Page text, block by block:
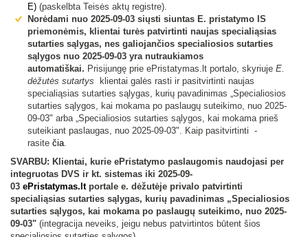
E) (paskelbta Teisės aktų registre).
Norėdami nuo 2025-09-03 siųsti siuntas E. pristatymo IS
priemonėmis, klientai turės patvirtinti naujas specialiąsias
sutarties sąlygas, nes galiojančios specialiosios sutarties
sąlygos nuo 2025-09-03 yra nutraukiamos
automatiškai. Prisijungę prie ePristatymas.lt portalo, skyriuje E.
dėžutės sutartys klientai galės rasti ir pasitvirtinti naujas
specialiąsias sutarties sąlygas, kurių pavadinimas „Specialiosios
sutarties sąlygos, kai mokama po paslaugų suteikimo, nuo 2025-
09-03" arba „Specialiosios sutarties sąlygos, kai mokama prieš
suteikiant paslaugas, nuo 2025-09-03". Kaip pasitvirtinti -
rasite čia.
SVARBU: Klientai, kurie ePristatymo paslaugomis naudojasi per
integruotas DVS ir kt. sistemas iki 2025-09-
03 ePristatymas.ltportale e. dėžutėje privalo patvirtinti
specialiąsias sutarties sąlygas, kurių pavadinimas „Specialiosios
sutarties sąlygos, kai mokama po paslaugų suteikimo, nuo 2025-
09-03" (integracija neveiks, jeigu nebus patvirtintos būtent šios